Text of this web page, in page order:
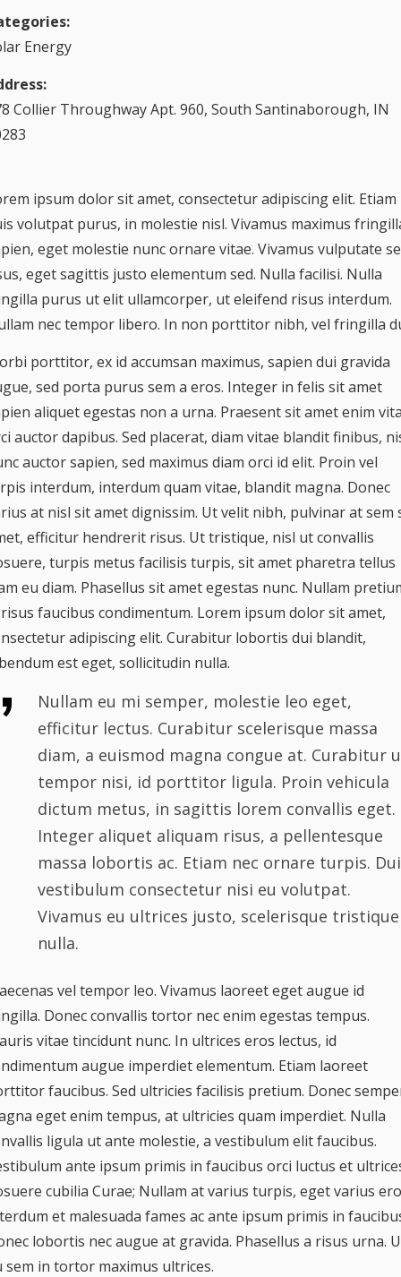
Energy
Collier Throughway Apt. 960, South Santinaborough, IN
ipsum dolor sit amet, consectetur adipiscing elit. Etiam
volutpat purus, in molestie nisl. Vivamus maximus
eget molestie nunc ornare vitae. Vivamus vulputate
eget sagittis justo elementum sed. Nulla facilisi. Nulla
purus ut elit ullamcorper, ut eleifend risus interdum.
nec tempor libero. In non porttitor nibh, vel fringilla
porttitor, ex id accumsan maximus, sapien dui gravida
sed porta purus sem a eros. Integer in felis sit amet
aliquet egestas non a urna. Praesent sit amet enim
auctor dapibus. Sed placerat, diam vitae blandit finibus,
auctor sapien, sed maximus diam orci id elit. Proin vel
interdum, interdum quam vitae, blandit magna. Donec
at nisl sit amet dignissim. Ut velit nibh, pulvinar at sem
efficitur hendrerit risus. Ut tristique, nisl ut convallis
turpis metus facilisis turpis, sit amet pharetra tellus
eu diam. Phasellus sit amet egestas nunc. Nullam
faucibus condimentum. Lorem ipsum dolor sit amet,
adipiscing elit. Curabitur lobortis dui blandit,
est eget, sollicitudin nulla.
Nullam eu mi semper, molestie leo eget,
efficitur lectus. Curabitur scelerisque massa
diam, a euismod magna congue at. Curabitur
tempor nisi, id porttitor ligula. Proin vehicula
dictum metus, in sagittis lorem convallis eget.
Integer aliquet aliquam risus, a pellentesque
massa lobortis ac. Etiam nec ornare turpis.
vestibulum consectetur nisi eu volutpat.
Vivamus eu ultrices justo, scelerisque tristique
nulla.
vel tempor leo. Vivamus laoreet eget augue id
Donec convallis tortor nec enim egestas tempus.
vitae tincidunt nunc. In ultrices eros lectus, id
augue imperdiet elementum. Etiam laoreet
faucibus. Sed ultricies facilisis pretium. Donec
eget enim tempus, at ultricies quam imperdiet. Nulla
ligula ut ante molestie, a vestibulum elit faucibus.
ante ipsum primis in faucibus orci luctus et
cubilia Curae; Nullam at varius turpis, eget varius
et malesuada fames ac ante ipsum primis in
lobortis nec augue at gravida. Phasellus a risus urna.
sem in tortor maximus ultrices.